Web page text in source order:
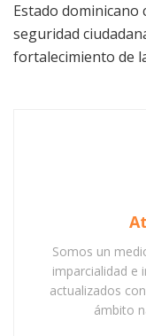
Estado dominicano
seguridad
fortalecimiento de
Somos un
imparcialidad e
actualizados
ámbito